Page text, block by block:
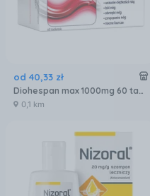
od 40,33 zł
Diohespan max 1000mg 60 tabletek
0,1 km